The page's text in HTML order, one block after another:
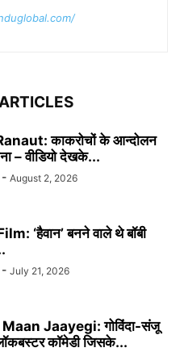
काकरोचों के आन्दोलन
– वीडियो देखके...
- August 2, 2026
‘हैवान’ बनने वाले थे बॉबी
- July 21, 2026
Jaayegi: गोविंदा-संजू
कॉमेडी जिसके...